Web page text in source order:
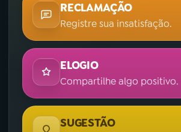
RECLAMAÇÃO
Registre sua insatisfação.
ELOGIO
Compartilhe algo positivo.
SUGESTÃO